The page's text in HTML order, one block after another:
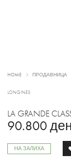
HOME ПРОДАВНИЦА
LONGINES
LA GRANDE
90.800
НА ЗАЛИХА